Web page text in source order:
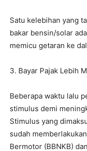
Satu kelebihan yang
bakar bensin/solar
memicu getaran ke
3. Bayar Pajak Lebih
Beberapa waktu lalu
stimulus demi
Stimulus yang
sudah
Bermotor (BBNKB)